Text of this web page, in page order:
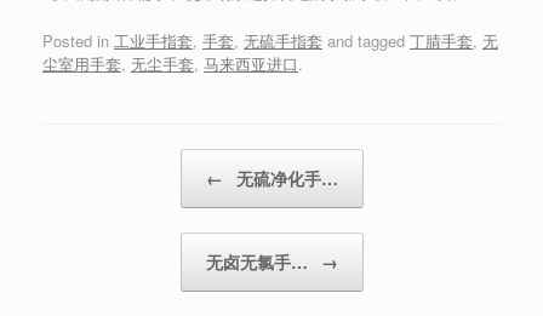
Posted in 工业手指套, 手套, 无硫手指套 and tagged 丁腈手套, 无
尘室用手套, 无尘手套, 马来西亚进口.
← 无硫净化手…
无卤无氯手… →